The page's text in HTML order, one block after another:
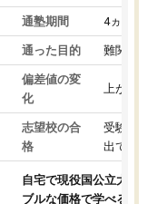
通塾期間 4ヵ月～1
通った目的 難関私立
偏差値の変
化
上がった
志望校の合
格
受験して
出ていな
自宅で現役国公立大学生
ブルな価格で学べる